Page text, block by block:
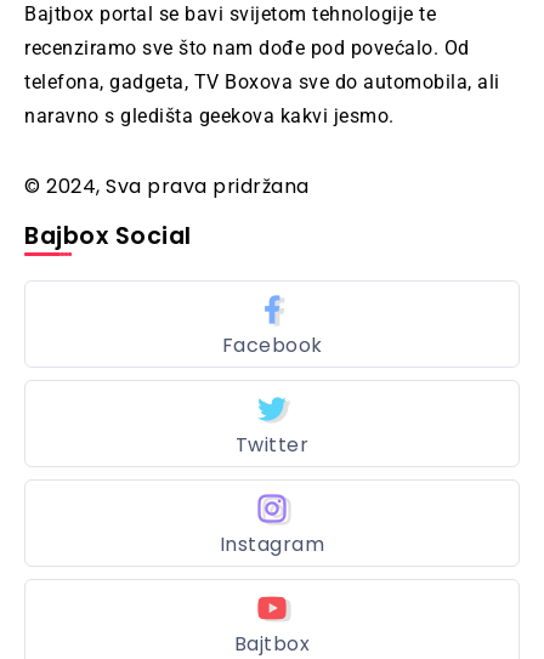
Bajtbox portal se bavi svijetom tehnologije te
recenziramo sve što nam dođe pod povećalo. Od
telefona, gadgeta, TV Boxova sve do automobila, ali
naravno s gledišta geekova kakvi jesmo.
© 2024, Sva prava pridržana
Bajbox Social
Facebook
Twitter
Instagram
Bajtbox